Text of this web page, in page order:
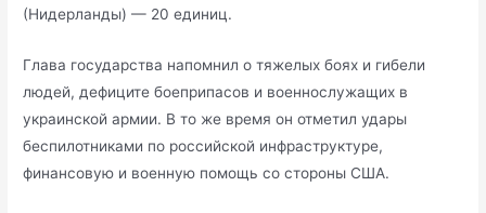
(Нидерланды) — 20 единиц.
Глава государства напомнил о тяжелых боях и гибели
людей, дефиците боеприпасов и военнослужащих в
украинской армии. В то же время он отметил удары
беспилотниками по российской инфраструктуре,
финансовую и военную помощь со стороны США.